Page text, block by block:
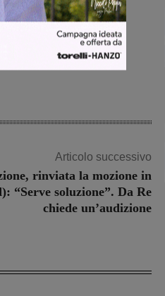
Articolo successivo
rinviata la mozione in
“Serve soluzione”. Da Re
chiede un’audizione